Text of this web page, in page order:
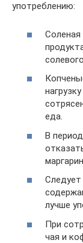
употреблению:
Соленая
еда.
В
лучше
При
чая и